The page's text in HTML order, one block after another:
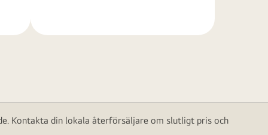
Kontakta din lokala återförsäljare om slutligt pris och